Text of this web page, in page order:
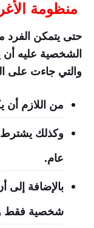
منظومة
حتى يتمكن الفرد
الشخصية عليه أن
والتي جاءت على
من اللازم أن
وكذلك يشترط
عام.
بالإضافة إلى
شخصية فقط